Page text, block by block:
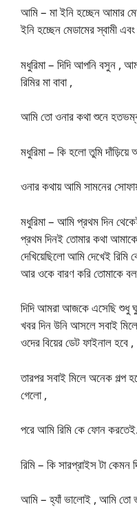
আমি – মা ইনি হচ্ছেন আমার
ইনি হচ্ছেন মেডামের স্বামী এবং
মধুরিমা – দিদি আপনি বসুন ,
রিমির মা বাবা ,
আমি তো ওনার কথা শুনে
মধুরিমা – কি হলো তুমি
ওনার কথায় আমি সামনের
মধুরিমা – আমি প্রথম দিন
প্রথম দিনই তোমার কথা
দেখিয়েছিলো আমি দেখেই
আর ওকে বারণ করি তোমাকে
দিদি আমরা আজকে এসেছি শুধু
খবর দিন উনি আসলে সবাই
ওদের বিয়ের ডেট ফাইনাল হবে ,
তারপর সবাই মিলে অনেক গল্প
গেলো ,
পরে আমি রিমি কে ফোন
রিমি – কি সারপ্রাইস টা কেমন
আমি – হ্যাঁ ভালোই , আমি তো